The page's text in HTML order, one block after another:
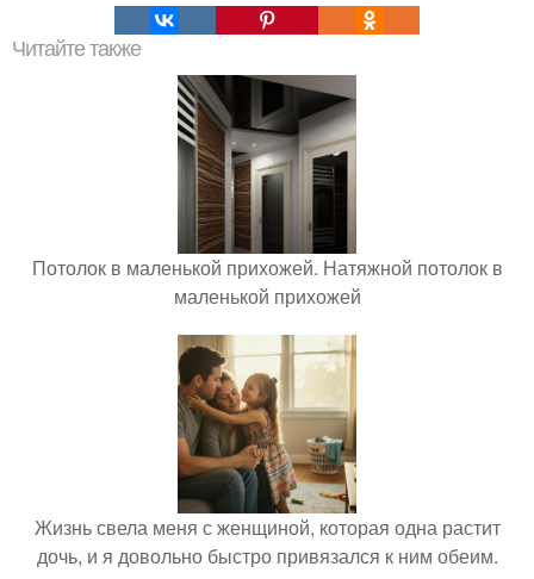
Читайте также
Потолок в маленькой прихожей. Натяжной потолок в
маленькой прихожей
Жизнь свела меня с женщиной, которая одна растит
дочь, и я довольно быстро привязался к ним обеим.